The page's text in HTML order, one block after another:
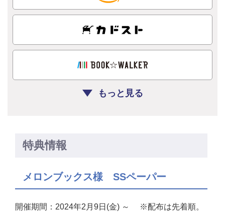
もっと見る
特典情報
メロンブックス様 SSペーパー
開催期間：2024年2月9日(金) ～ ※配布は先着順。